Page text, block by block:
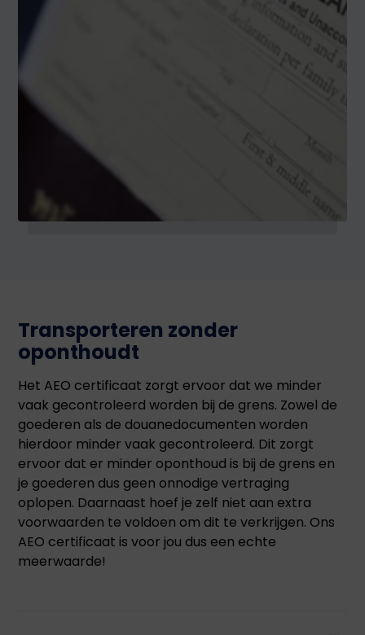
Transporteren zonder
oponthoudt
Het AEO certificaat zorgt ervoor dat we minder
vaak gecontroleerd worden bij de grens. Zowel de
goederen als de douanedocumenten worden
hierdoor minder vaak gecontroleerd. Dit zorgt
ervoor dat er minder oponthoud is bij de grens en
je goederen dus geen onnodige vertraging
oplopen. Daarnaast hoef je zelf niet aan extra
voorwaarden te voldoen om dit te verkrijgen. Ons
AEO certificaat is voor jou dus een echte
meerwaarde!